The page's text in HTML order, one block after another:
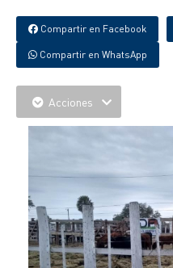
Compartir en Facebook
Compartir en WhatsApp
Acciones